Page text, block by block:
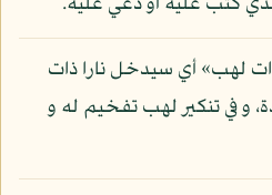
لهب» أي سيدخل نارا ذات
و في تنكير لهب تفخيم له و